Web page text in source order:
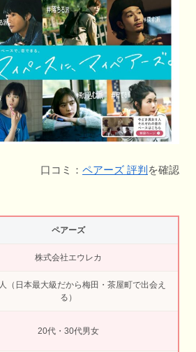
口コミ： ペアーズ 評判 を確認
ペアーズ
株式会社エウレカ
（日本最大級だから梅田・茶屋町で出会え
る）
20代・30代男女